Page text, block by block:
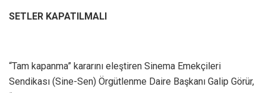
SETLER KAPATILMALI
“Tam kapanma” kararını eleştiren Sinema Emekçileri
Sendikası (Sine-Sen) Örgütlenme Daire Başkanı Galip Görür,